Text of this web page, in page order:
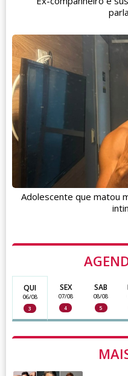
QUI
06/08
3
SEX
07/08
4
SAB
08/08
5
Adolescente que matou